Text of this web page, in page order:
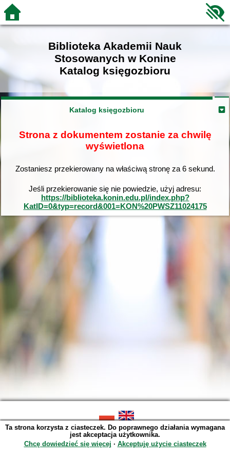
Biblioteka Akademii Nauk
Stosowanych w Konine
Katalog księgozbioru
Katalog księgozbioru
Strona z dokumentem zostanie za chwilę
wyświetlona
Zostaniesz przekierowany na właściwą stronę za 6sekund.
Jeśli przekierowanie się nie powiedzie, użyj adresu:
https://biblioteka.konin.edu.pl/index.php?
KatID=0&typ=record&001=KON%20PWSZ11024175
SOWA OPAC v. 6.11.10 (2026-07-24)
Wygenerowano w 0,0040 s.
Ta strona korzysta z ciasteczek. Do poprawnego działania wymagana
jest akceptacja użytkownika.
Chcę dowiedzieć się więcej ∙ Akceptuję użycie ciasteczek